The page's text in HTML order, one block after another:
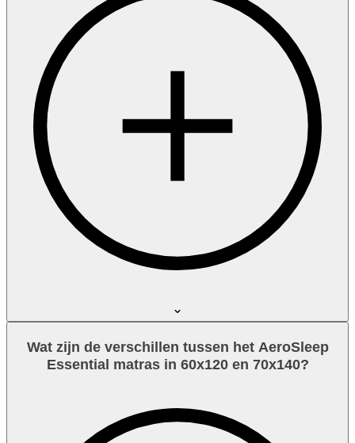
Wat zijn de verschillen tussen het AeroSleep
Essential matras in 60x120 en 70x140?